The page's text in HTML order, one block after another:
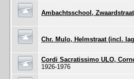
Ambachtsschool, Zwaardstraat
Chr. Mulo, Helmstraat (incl.
Cordi Sacratissimo ULO,
1926-1976